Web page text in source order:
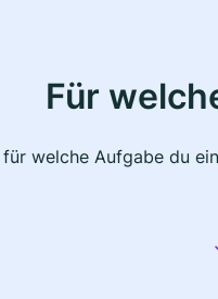
Für
für welche Aufgabe du